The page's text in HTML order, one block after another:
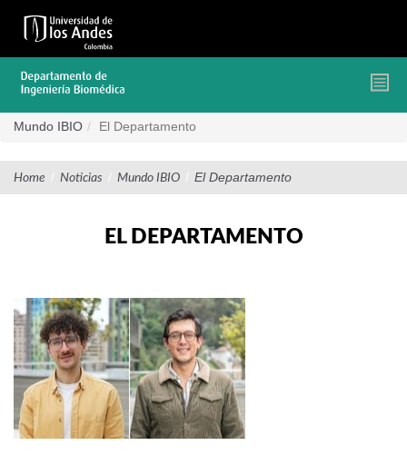
contenido
Mundo IBIO El Departamento
Home / Noticias / Mundo IBIO / El Departamento
EL DEPARTAMENTO